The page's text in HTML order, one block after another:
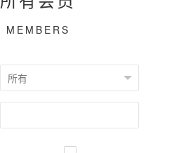
MEMBERS